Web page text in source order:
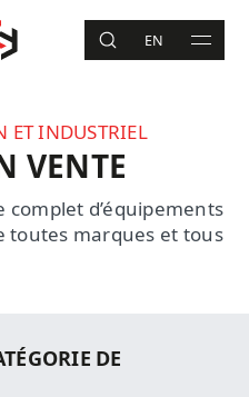
RECHERCHE
EN MAIN
Recherche
ET INDUSTRIEL
VENTE
d’équipements
toutes marques et tous
DE